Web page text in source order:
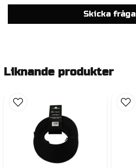
Skicka fråga
Liknande produkter